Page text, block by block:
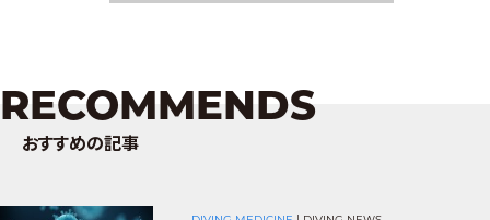
RECOMMENDS
おすすめの記事